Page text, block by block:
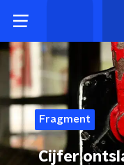
Fragment
Cijfer